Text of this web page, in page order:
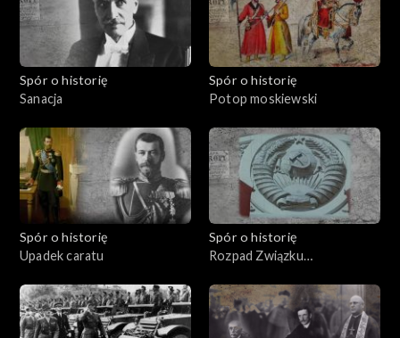
Spór o historię
Sanacja
Spór o historię
Potop moskiewski
Spór o historię
Upadek caratu
Spór o historię
Rozpad Związku